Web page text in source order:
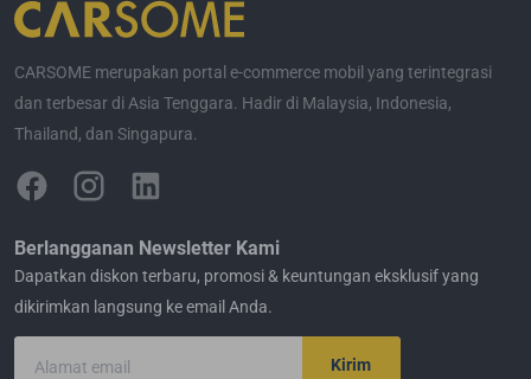
CARSOME merupakan portal e-commerce mobil yang terintegrasi
dan terbesar di Asia Tenggara. Hadir di Malaysia, Indonesia,
Thailand, dan Singapura.
Berlangganan Newsletter Kami
Dapatkan diskon terbaru, promosi & keuntungan eksklusif yang
dikirimkan langsung ke email Anda.
Alamat email Kirim